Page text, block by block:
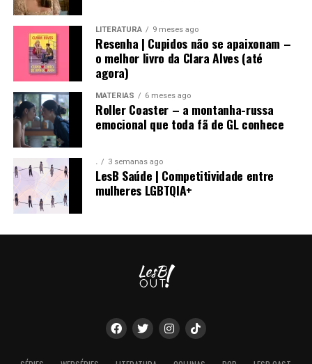
LITERATURA 9 meses ago
Resenha | Cupidos não se apaixonam –
o melhor livro da Clara Alves (até
agora)
MATÉRIAS 6 meses ago
Roller Coaster – a montanha-russa
emocional que toda fã de GL conhece
. 3 semanas ago
LesB Saúde | Competitividade entre
mulheres LGBTQIA+